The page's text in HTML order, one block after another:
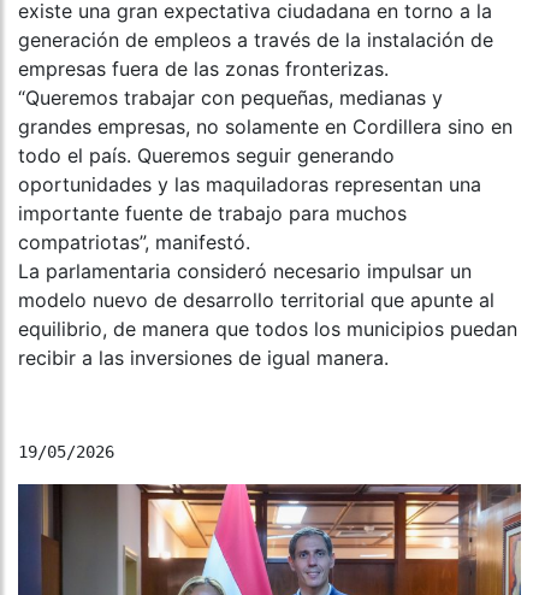
existe una gran expectativa ciudadana en torno a la
generación de empleos a través de la instalación de
empresas fuera de las zonas fronterizas.
“Queremos trabajar con pequeñas, medianas y
grandes empresas, no solamente en Cordillera sino en
todo el país. Queremos seguir generando
oportunidades y las maquiladoras representan una
importante fuente de trabajo para muchos
compatriotas”, manifestó.
La parlamentaria consideró necesario impulsar un
modelo nuevo de desarrollo territorial que apunte al
equilibrio, de manera que todos los municipios puedan
recibir a las inversiones de igual manera.
19/05/2026